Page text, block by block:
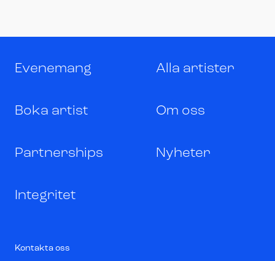
Evenemang Alla artister
Boka artist Om oss
Partnerships Nyheter
Integritet
Kontakta oss